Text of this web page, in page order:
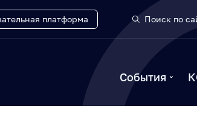
платформа Поиск по
События